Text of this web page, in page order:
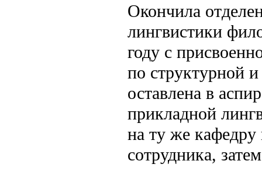
Окончила
лингвистики
году с
по структурной
оставлена в
прикладной
на ту же
сотрудника,